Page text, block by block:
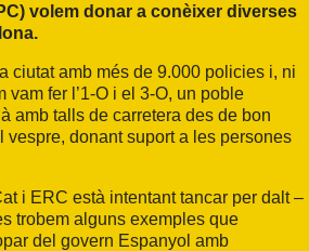
volem donar a conèixer diverses
ciutat amb més de 9.000 policies i, ni
fer l’1-O i el 3-O, un poble
amb talls de carretera des de bon
donant suport a les persones
i ERC està intentant tancar per dalt –
trobem alguns exemples que
del govern Espanyol amb